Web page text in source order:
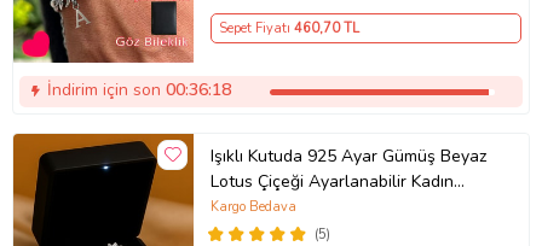
Sepet Fiyatı 460,70 TL
İndirim için son 00:36:18
Işıklı Kutuda 925 Ayar Gümüş Beyaz
Lotus Çiçeği Ayarlanabilir Kadın
Yüzük
(5)
Kargo Bedava